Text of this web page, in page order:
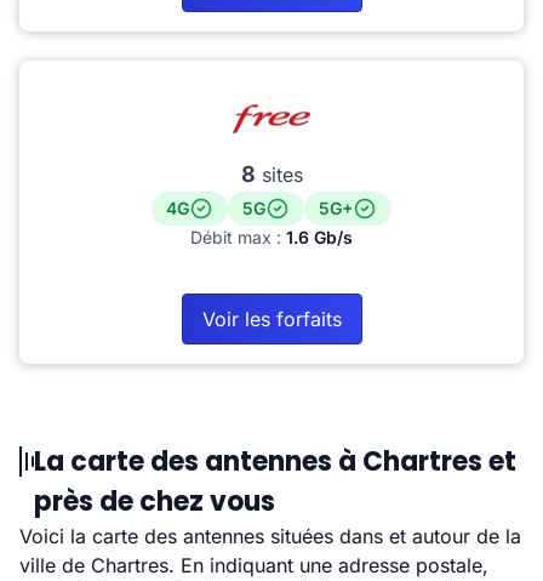
8 sites
4G 5G
5G+
Débit max : 1.6 Gb/s
Voir les forfaits
La carte des antennes à Chartres et
près de chez vous
Voici la carte des antennes situées dans et autour de la
ville de Chartres. En indiquant une adresse postale,